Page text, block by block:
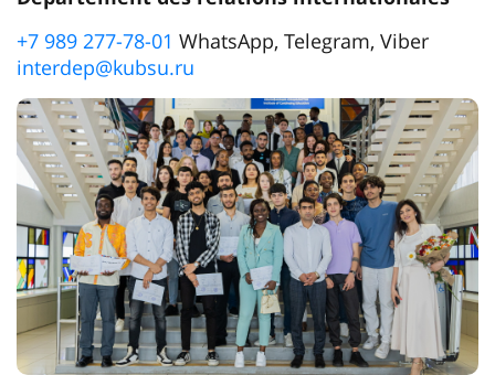
+7 989 277-78-01 WhatsApp, Telegram, Viber
interdep@kubsu.ru